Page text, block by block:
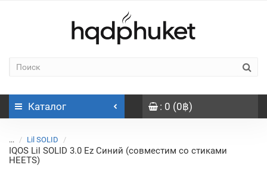
Каталог : 0 (0฿)
... Lil SOLID
IQOS Lil SOLID 3.0 Ez Синий (совместим со стиками
HEETS)